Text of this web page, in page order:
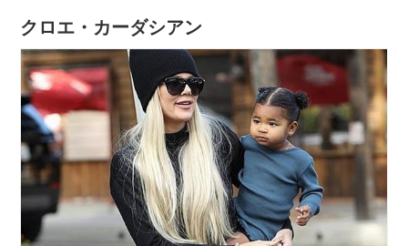
クロエ・カーダシアン